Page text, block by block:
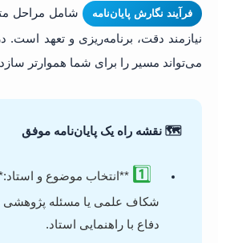
فرآیند نگارش پایان‌نامه
شامل مراحل
نیازمند دقت، برنامه‌ریزی و تعهد
می‌تواند مسیر را برای شما هموارتر
🗺️ نقشه راه یک پایان‌نامه موفق
1️⃣ **انتخاب موضوع و
شکاف علمی یا مسئله پژوهشی
دفاع با راهنمایی استاد.